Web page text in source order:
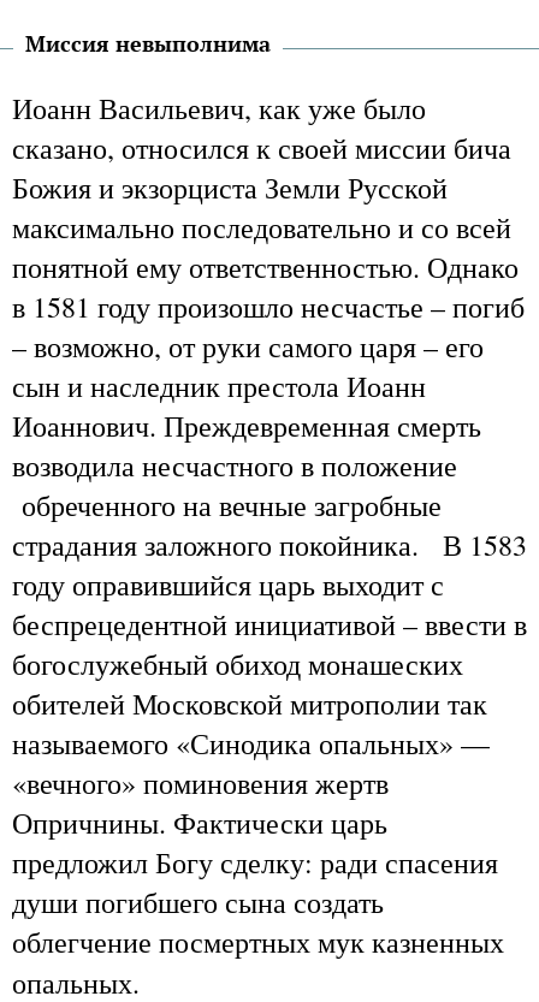
Миссия невыполнима
Иоанн Васильевич, как уже было
сказано, относился к своей миссии бича
Божия и экзорциста Земли Русской
максимально последовательно и со всей
понятной ему ответственностью. Однако
в 1581 году произошло несчастье – погиб
– возможно, от руки самого царя – его
сын и наследник престола Иоанн
Иоаннович. Преждевременная смерть
возводила несчастного в положение
обреченного на вечные загробные
страдания заложного покойника.
В 1583
году оправившийся царь выходит с
беспрецедентной инициативой – ввести в
богослужебный обиход монашеских
обителей Московской митрополии так
называемого «Синодика опальных» —
«вечного» поминовения жертв
Опричнины. Фактически царь
предложил Богу сделку: ради спасения
души погибшего сына создать
облегчение посмертных мук казненных
опальных.